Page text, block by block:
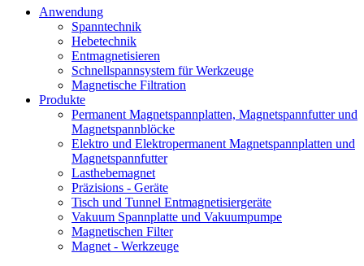
Anwendung
Spanntechnik
Hebetechnik
Entmagnetisieren
Schnellspannsystem für Werkzeuge
Magnetische Filtration
Produkte
Permanent Magnetspannplatten, Magnetspannfutter und
Magnetspannblöcke
Elektro und Elektropermanent Magnetspannplatten und
Magnetspannfutter
Lasthebemagnet
Präzisions - Geräte
Tisch und Tunnel Entmagnetisiergeräte
Vakuum Spannplatte und Vakuumpumpe
Magnetischen Filter
Magnet - Werkzeuge